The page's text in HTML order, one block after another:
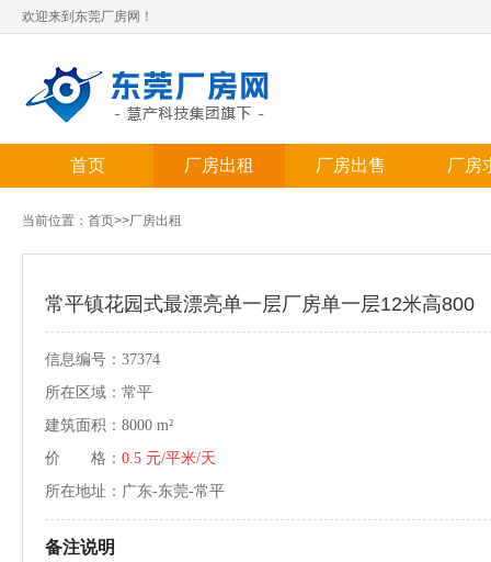
欢迎来到东莞厂房网！
首页 厂房出租 厂房出售 厂房
当前位置： 首页>>厂房出租
常平镇花园式最漂亮单一层厂房单一层12米高800
信息编号：37374
所在区域：常平
建筑面积：8000 m²
价 格： 0.5 元/平米/天
所在地址：广东-东莞-常平
备注说明